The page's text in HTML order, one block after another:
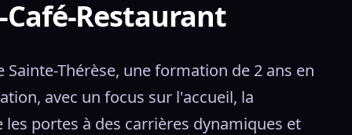
Restaurant
Thérèse, une formation de 2 ans en
avec un focus sur l'accueil, la
portes à des carrières dynamiques et